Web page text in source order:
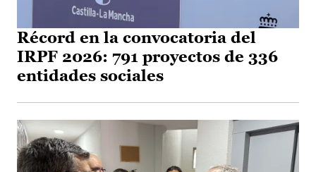
Récord en la convocatoria del
IRPF 2026: 791 proyectos de 336
entidades sociales